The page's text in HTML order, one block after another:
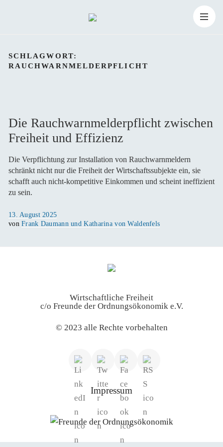
Inhalt
springen
nach:
SCHLAGWORT:
RAUCHWARNMELDERPFLICHT
Die Rauchwarnmelderpflicht zwischen
Freiheit und Effizienz
Die Verpflichtung zur Installation von Rauchwarnmeldern
schränkt nicht nur die Freiheit der Wirtschaftssubjekte ein, sie
schafft auch nicht-kompetitive Einkommen und scheint ineffizient
zu sein.
Veröffentlicht
am
13. August 2025
vonFrank Daumann und Katharina von Waldenfels
Wirtschaftliche Freiheit
c/o Freunde der Ordnungsökonomik e.V.
© 2023 alle Rechte vorbehalten
Impressum